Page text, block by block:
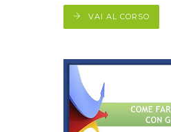
VAI AL CORSO